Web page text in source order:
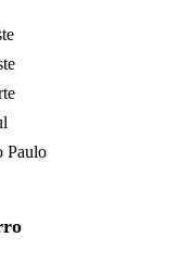
Paulo